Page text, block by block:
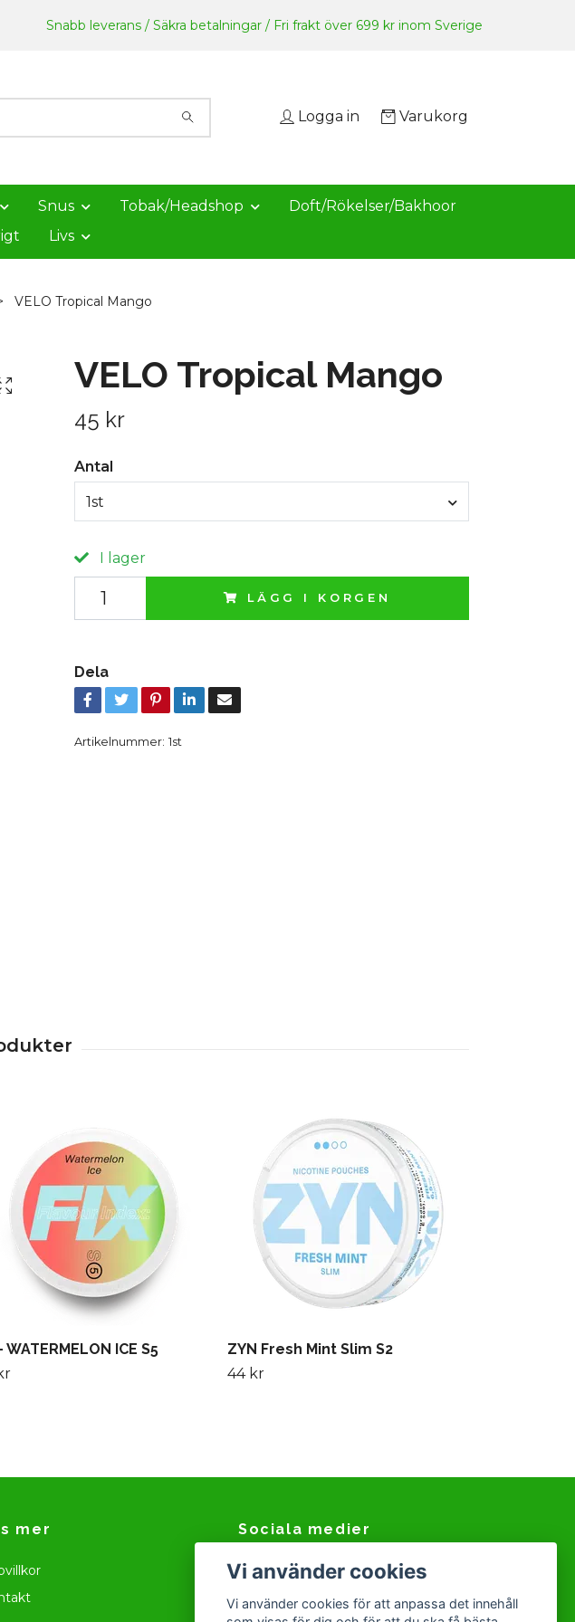
Snabb leverans / Säkra betalningar / Fri frakt över 699 kr inom Sverige
Logga in Varukorg
Snus Tobak/Headshop
Doft/Rökelser/Bakhoor
Livs
VELO Tropical Mango
VELO Tropical Mango
45 kr
Antal
1st
I lager
LÄGG I KORGEN
Dela
Artikelnummer: 1st
WATERMELON ICE S5
ZYN Fresh Mint Slim S2
44 kr
mer Sociala medier
Facebook
Instagram
Vi använder cookies
Vi använder cookies för att anpassa det innehåll